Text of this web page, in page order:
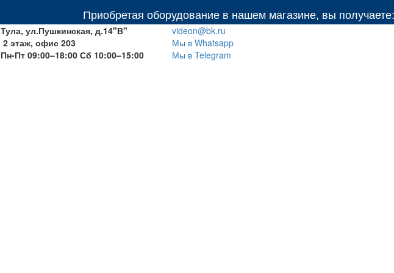
Приобретая оборудование в нашем магазине, вы получаете:
Тула, ул.Пушкинская, д.14"В"
2 этаж, офис 203
Пн-Пт 09:00–18:00 Сб 10:00–15:00
videon@bk.ru
Мы в Whatsapp
Мы в Telegram